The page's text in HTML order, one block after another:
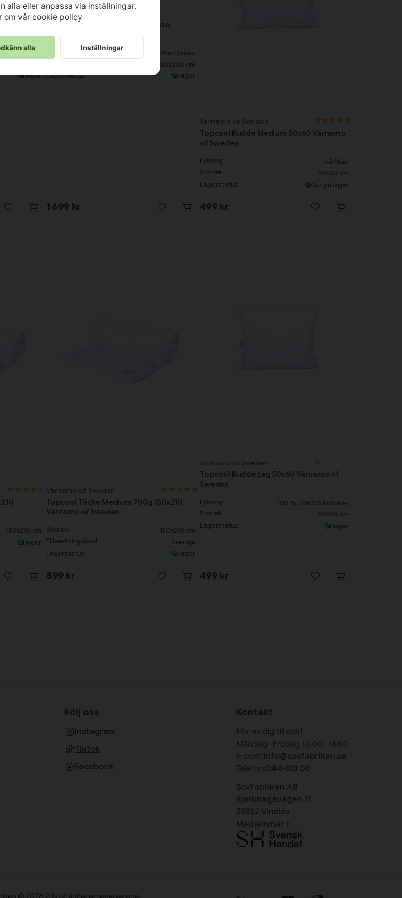
% Pro-Denso
I lager
Värnamo of Sweden
Kvalsterskydd 120x200 Pro-denso
Enkelsäng Värnamo of Sweden
100 % Pro-Denso
120x200 cm
Lagerstatus I lager
1 699 kr
Värnamo of Sweden
Topcool Kudde Medium 50x60 Värnamo
of Sweden
Fyllning
Hålfiber
Storlek
50x60 cm
Lagerstatus Slut på lager
499 kr
150x210 cm
I lager
Värnamo of Sweden
Topcool Täcke Medium 700g 150x210
Värnamo of Sweden
Storlek
150x210 cm
Tillverkningsland
Sverige
Lagerstatus I lager
899 kr
Värnamo of Sweden
Topcool Kudde Låg 50x60 Värnamo of
Sweden
Fyllning
100 % LENTUS Bollfiber
Storlek
50x60 cm
Lagerstatus I lager
499 kr
Följ oss
Instagram
Tiktok
Facebook
Kontakt
Hör av dig till oss!
Måndag–Fredag 10.00–14.00
e-post:info@sovfabriken.se
Telefon:044-813 00
Sovfabriken AB
Björkhagavägen 11
28832 Vinslöv
Medlemmar i:
alla eller anpassa via inställningar.
om vår cookie policy
alla Inställningar